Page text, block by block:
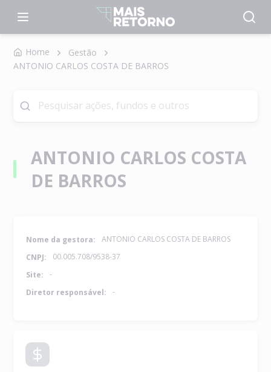
Home
Gestão
ANTONIO CARLOS COSTA DE BARROS
ANTONIO CARLOS COSTA
DE BARROS
Nome da gestora:
ANTONIO CARLOS COSTA DE BARROS
CNPJ:
00.005.708/9538-37
Site:
-
Diretor responsável:
-